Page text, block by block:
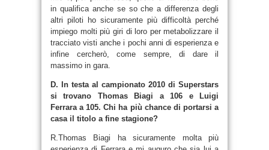
in qualifica anche se so che a differenza degli
altri piloti ho sicuramente più difficoltà perché
impiego molti più giri di loro per metabolizzare il
tracciato visti anche i pochi anni di esperienza e
infine cercherò, come sempre, di dare il
massimo in gara.
D. In testa al campionato 2010 di Superstars
si trovano Thomas Biagi a 106 e Luigi
Ferrara a 105. Chi ha più chance di portarsi a
casa il titolo a fine stagione?
R.Thomas Biagi ha sicuramente molta più